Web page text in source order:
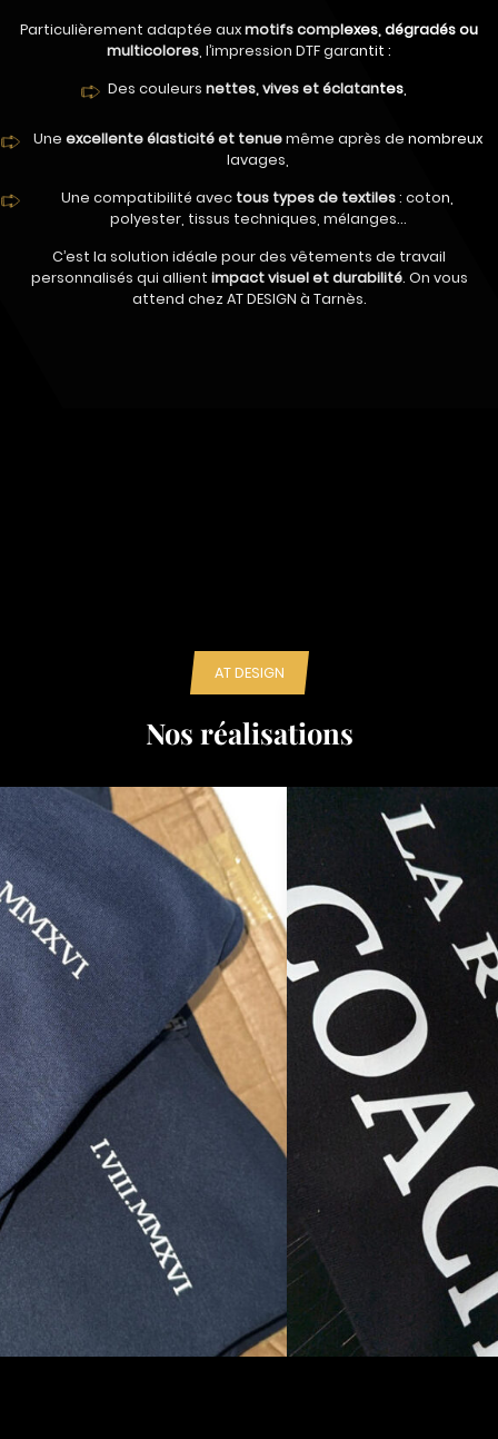
Particulièrement adaptée auxmotifs complexes, dégradés ou
multicolores , l’impression DTF garantit :
Des couleurs nettes, vives et éclatantes
Une excellente élasticité et tenuemême après de nombreux
lavages,
Une compatibilité avec tous types de textiles: coton,
polyester, tissus techniques, mélanges…
C’est la solution idéale pour des vêtements de travail
personnalisés qui allient impact visuel et durabilité. On vous
attend chez AT DESIGN à Tarnès.
AT DESIGN
Nos réalisations